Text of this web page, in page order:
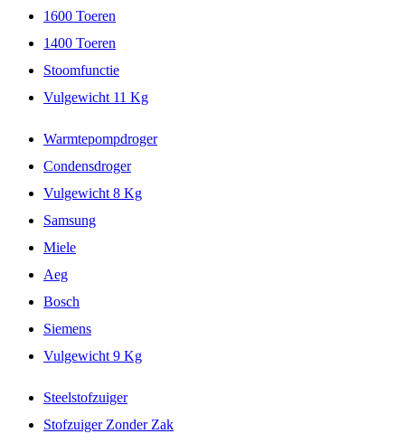
1600 Toeren
1400 Toeren
Stoomfunctie
Vulgewicht 11 Kg
Warmtepompdroger
Condensdroger
Vulgewicht 8 Kg
Samsung
Miele
Aeg
Bosch
Siemens
Vulgewicht 9 Kg
Steelstofzuiger
Stofzuiger Zonder Zak